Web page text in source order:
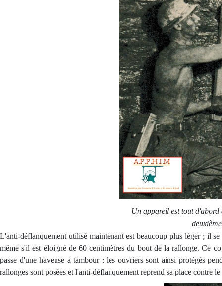
Un appareil est tout
L'anti-déflanquement utilisé maintenant est beaucoup plus léger ; il
même s'il est éloigné de 60 centimètres du bout de la rallonge. Ce
passe d'une haveuse a tambour : les ouvriers sont ainsi protégés
rallonges sont posées et l'anti-déflanquement reprend sa place contre